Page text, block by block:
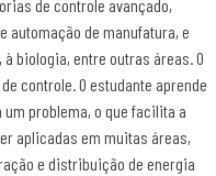
de controle avançado,
de manufatura, e
biologia, entre outras áreas. O
controle. O estudante aprende
problema, o que facilita a
aplicadas em muitas áreas,
e distribuição de energia